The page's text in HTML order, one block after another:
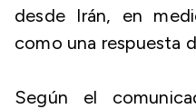
desde Irán, en
como una respuesta
Según el